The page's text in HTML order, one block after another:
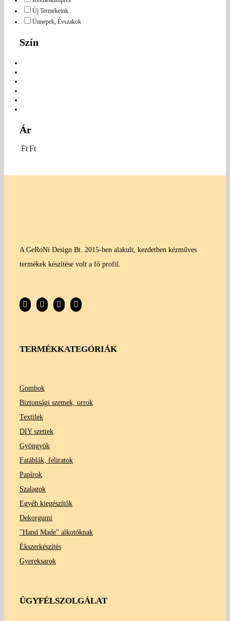
Új Termékeink
Ünnepek, Évszakok
Szín
Ár
FtFt
A GeRoNi Design Bt. 2015-ben alakult, kezdetben kézműves
termékek készítése volt a fő profil.
TERMÉKKATEGÓRIÁK
Gombok
Biztonsági szemek, orrok
Textilek
DIY szettek
Gyöngyök
Fatáblák, feliratok
Papírok
Szalagok
Egyéb kiegészítők
Dekorgumi
"Hand Made" alkotóknak
Ékszerkészítés
Gyereksarok
ÜGYFÉLSZOLGÁLAT